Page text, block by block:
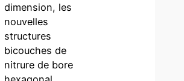
dimension, les
nouvelles
structures
bicouches de
nitrure de bore